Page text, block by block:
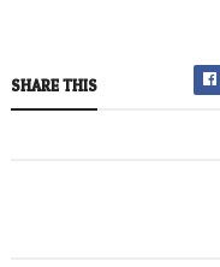
SHARE THIS